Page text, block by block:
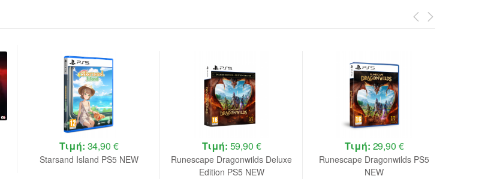
Τιμή: 34,90 €
Starsand Island PS5 NEW
Τιμή: 59,90 €
Runescape Dragonwilds Deluxe
Edition PS5 NEW
Τιμή: 29,90 €
Runescape Dragonwilds PS5
NEW